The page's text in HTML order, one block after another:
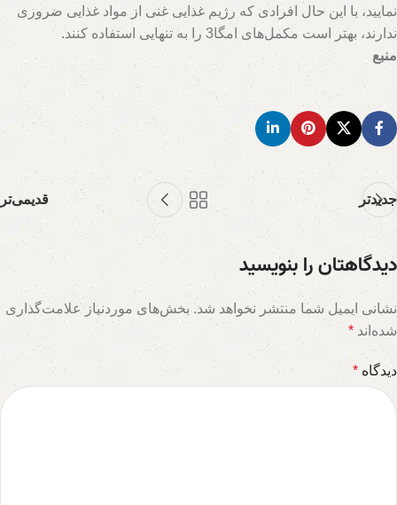
نمایید، با این حال افرادی که رژیم غذایی غنی از مواد غذایی ضروری
ندارند، بهتر است مکمل‌های امگا3 را به تنهایی استفاده کنند.
منبع
جدیدتر قدیمی‌تر
دیدگاهتان را بنویسید
نشانی ایمیل شما منتشر نخواهد شد. بخش‌های موردنیاز علامت‌گذاری
شده‌اند*
دیدگاه *
hs=8ddd78b54b6f030e450e4243ed70d1a7&